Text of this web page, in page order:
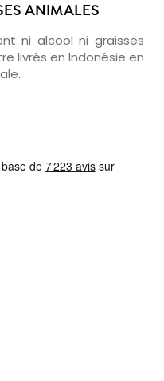
ANIMALES
ni alcool ni graisses
livrés en Indonésie en